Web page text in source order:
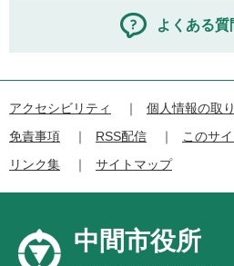
よくある質
アクセシビリティ
個人情報の取
免責事項
RSS配信
このサ
リンク集
サイトマップ
中間市役所